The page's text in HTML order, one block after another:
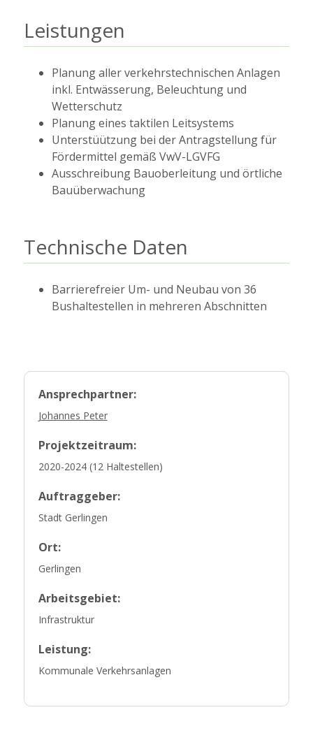
Leistungen
Planung aller verkehrstechnischen Anlagen
inkl. Entwässerung, Beleuchtung und
Wetterschutz
Planung eines taktilen Leitsystems
Unterstüützung bei der Antragstellung für
Fördermittel gemäß VwV-LGVFG
Ausschreibung Bauoberleitung und örtliche
Bauüberwachung
Technische Daten
Barrierefreier Um- und Neubau von 36
Bushaltestellen in mehreren Abschnitten
Ansprechpartner:
Johannes Peter
Projektzeitraum:
2020-2024 (12 Haltestellen)
Auftraggeber:
Stadt Gerlingen
Ort:
Gerlingen
Arbeitsgebiet:
Infrastruktur
Leistung:
Kommunale Verkehrsanlagen